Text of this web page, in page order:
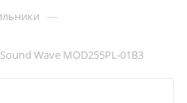
—
Wave MOD255PL-01B3